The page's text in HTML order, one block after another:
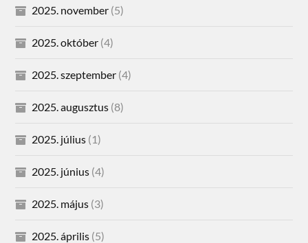
2025. november (5)
2025. október (4)
2025. szeptember (4)
2025. augusztus (8)
2025. július (1)
2025. június (4)
2025. május (3)
2025. április (5)